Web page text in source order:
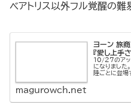
ベアトリス以外フル覚醒の難
ヨーン 旅
『愛し上手
10/27のアッ
になりました
陸ごとに登場
magurowch.net